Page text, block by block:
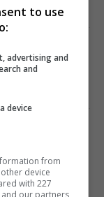
их в
to use
advertising and
and
device
from
device
with 227
and our partners